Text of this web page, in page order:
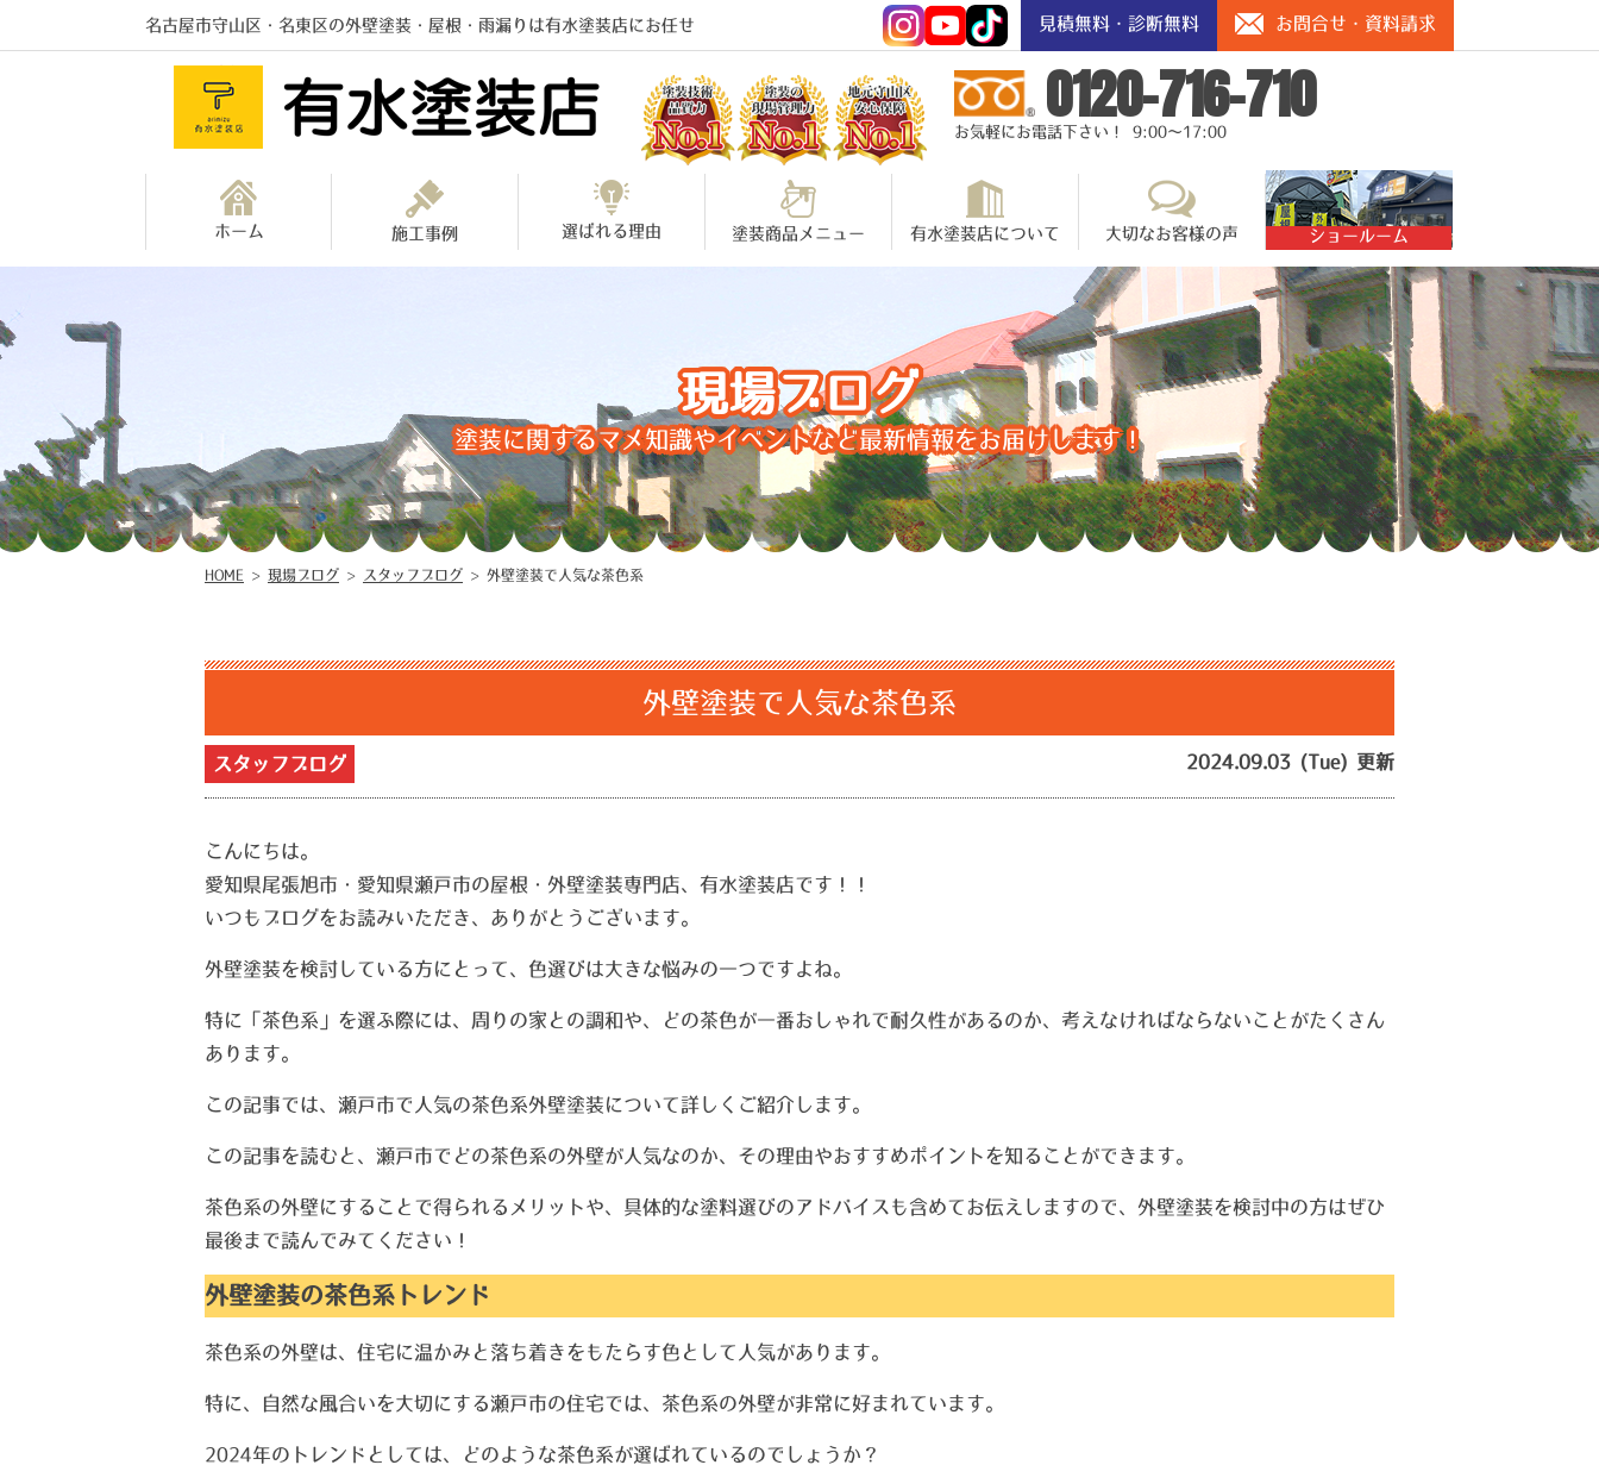
名古屋市守山区・名東区の外壁塗装・屋根・雨漏りは有水塗装店にお任せ 見積無料・診断無料 お問合せ・資料請求
0120-716-710
お気軽にお電話下さい！ 9:00～17:00
ホーム 施工事例 選ばれる理由 塗装商品メニュー 有水塗装店について 大切なお客様の声 ショールーム
現場ブログ
塗装に関するマメ知識やイベントなど最新情報をお届けします！
HOME > 現場ブログ > スタッフブログ > 外壁塗装で人気な茶色系
外壁塗装で人気な茶色系
スタッフブログ 2024.09.03 (Tue) 更新
こんにちは。
愛知県尾張旭市・愛知県瀬戸市の屋根・外壁塗装専門店、有水塗装店です！！
いつもブログをお読みいただき、ありがとうございます。
外壁塗装を検討している方にとって、色選びは大きな悩みの一つですよね。
特に「茶色系」を選ぶ際には、周りの家との調和や、どの茶色が一番おしゃれで耐久性があるのか、考えなければならないことがたくさん
あります。
この記事では、瀬戸市で人気の茶色系外壁塗装について詳しくご紹介します。
この記事を読むと、瀬戸市でどの茶色系の外壁が人気なのか、その理由やおすすめポイントを知ることができます。
茶色系の外壁にすることで得られるメリットや、具体的な塗料選びのアドバイスも含めてお伝えしますので、外壁塗装を検討中の方はぜひ
最後まで読んでみてください！
外壁塗装の茶色系トレンド
茶色系の外壁は、住宅に温かみと落ち着きをもたらす色として人気があります。
特に、自然な風合いを大切にする瀬戸市の住宅では、茶色系の外壁が非常に好まれています。
2024年のトレンドとしては、どのような茶色系が選ばれているのでしょうか？